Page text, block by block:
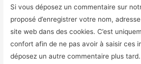
Si vous déposez un commentaire sur
proposé d’enregistrer votre nom,
site web dans des cookies. C’est
confort afin de ne pas avoir à saisir ces
déposez un autre commentaire plus